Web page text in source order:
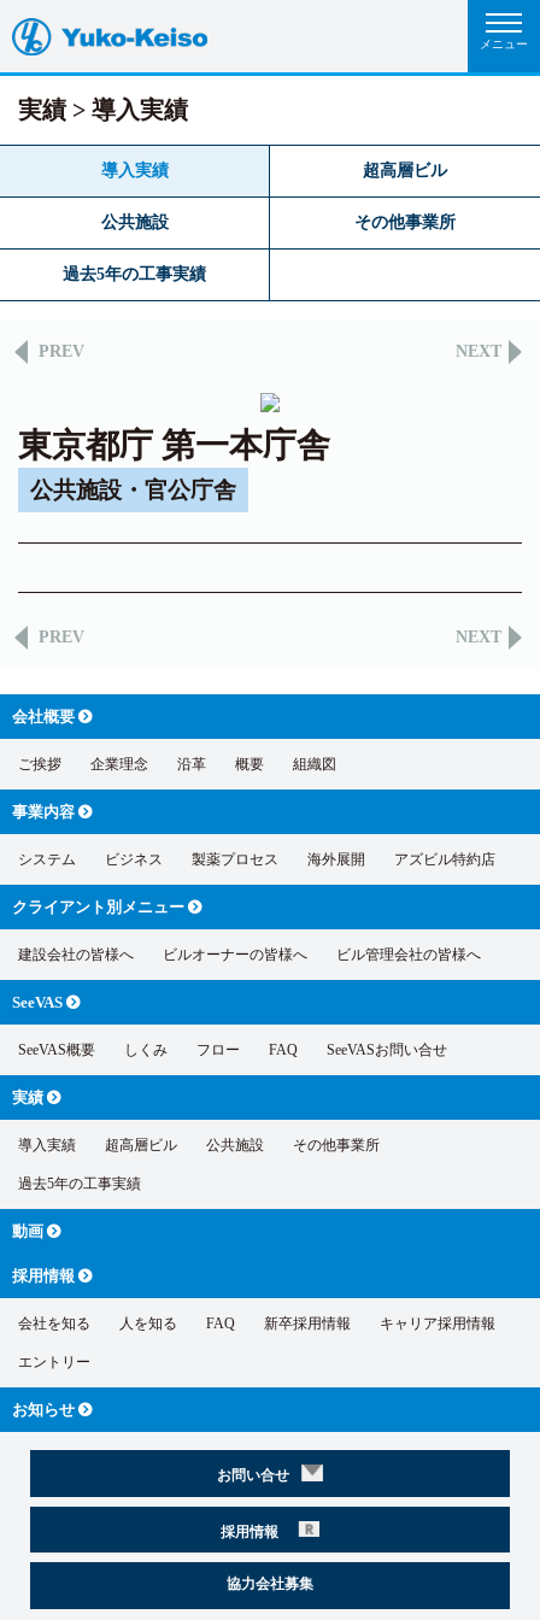
実績 導入実績
導入実績 超高層ビル
公共施設 その他事業所
過去5年の工事実績
PREV NEXT
東京都庁 第一本庁舎
公共施設・官公庁舎
PREV NEXT
会社概要
ご挨拶 企業理念 沿革 概要 組織図
事業内容
システム ビジネス 製薬プロセス 海外展開 アズビル特約店
クライアント別 メニュー
建設会社の皆様へ ビルオーナーの皆様へ ビル管理会社の皆様へ
SeeVAS
SeeVAS概要 しくみ フロー FAQ SeeVASお問い合せ
実績
導入実績 超高層ビル 公共施設 その他事業所
過去5年の工事実績
動画
採用情報
会社を知る 人を知る FAQ 新卒採用情報 キャリア採用情報
エントリー
お知らせ
お問い合せ
採用情報
協力会社募集